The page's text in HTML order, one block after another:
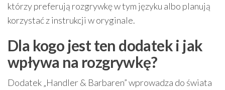
którzy preferują rozgrywkę w tym języku albo planują
korzystać z instrukcji w oryginale.
Dla kogo jest ten dodatek i jak
wpływa na rozgrywkę?
Dodatek „Handler & Barbaren” wprowadza do świata